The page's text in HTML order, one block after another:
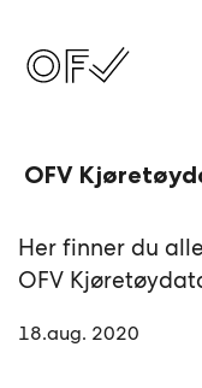
OFV
Her finner du
OFV
18.aug. 2020